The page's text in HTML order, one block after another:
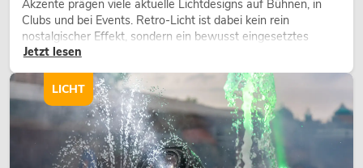
Akzente prägen viele aktuelle Lichtdesigns auf Bühnen, in
Clubs und bei Events. Retro-Licht ist dabei kein rein
nostalgischer Effekt, sondern ein bewusst eingesetztes
Gestaltungsmittel: Es schafft Atmosphäre, gibt Szenen
wirken lassen.
Jetzt lesen
LICHT